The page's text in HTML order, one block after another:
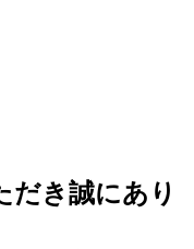
だき誠にあり